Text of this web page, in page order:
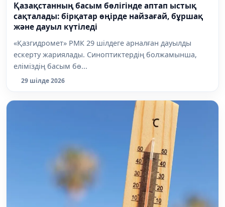
Қазақстанның басым бөлігінде аптап ыстық
сақталады: бірқатар өңірде найзағай, бұршақ
және дауыл күтіледі
«Қазгидромет» РМК 29 шілдеге арналған дауылды
ескерту жариялады. Синоптиктердің болжамынша,
еліміздің басым бө...
29 шілде 2026